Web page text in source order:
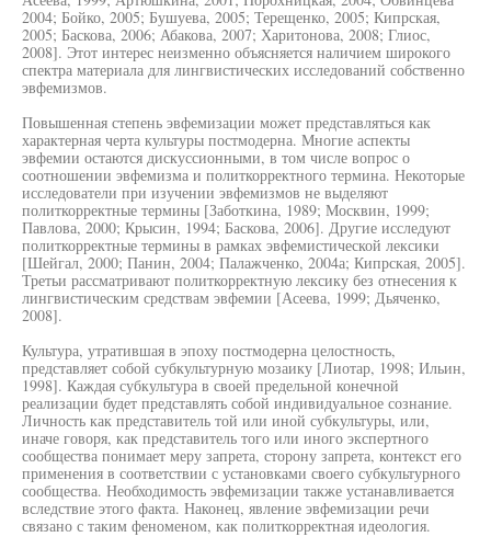
2004; Бойко, 2005; Бушуева, 2005; Терещенко, 2005; Кипрская,
2005; Баскова, 2006; Абакова, 2007; Харитонова, 2008; Глиос,
2008]. Этот интерес неизменно объясняется наличием широкого
спектра материала для лингвистических исследований собственно
эвфемизмов.
Повышенная степень эвфемизации может представляться как
характерная черта культуры постмодерна. Многие аспекты
эвфемии остаются дискуссионными, в том числе вопрос о
соотношении эвфемизма и политкорректного термина. Некоторые
исследователи при изучении эвфемизмов не выделяют
политкорректные термины [Заботкина, 1989; Москвин, 1999;
Павлова, 2000; Крысин, 1994; Баскова, 2006]. Другие исследуют
политкорректные термины в рамках эвфемистической лексики
[Шейгал, 2000; Панин, 2004; Палажченко, 2004а; Кипрская, 2005].
Третьи рассматривают политкорректную лексику без отнесения к
лингвистическим средствам эвфемии [Асеева, 1999; Дьяченко,
2008].
Культура, утратившая в эпоху постмодерна целостность,
представляет собой субкультурную мозаику [Лиотар, 1998; Ильин,
1998]. Каждая субкультура в своей предельной конечной
реализации будет представлять собой индивидуальное сознание.
Личность как представитель той или иной субкультуры, или,
иначе говоря, как представитель того или иного экспертного
сообщества понимает меру запрета, сторону запрета, контекст его
применения в соответствии с установками своего субкультурного
сообщества. Необходимость эвфемизации также устанавливается
вследствие этого факта. Наконец, явление эвфемизации речи
связано с таким феноменом, как политкорректная идеология.